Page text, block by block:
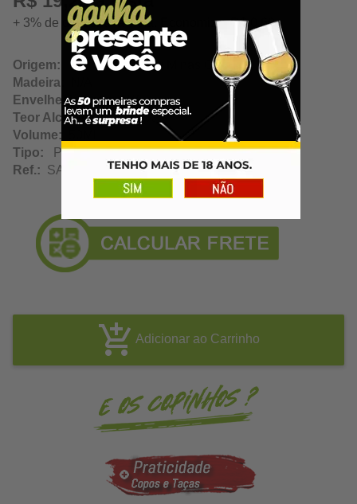
+ 3% de desconto à vista. Economize: R$ 0,60
Origem: Carmo da Mata / Minas Gerais
Madeira:
Envelhecimento:N/A
Teor Alcoólico:72.00%
Volume:
Tipo: Prata
Ref.: SA12272
Adicionar ao Carrinho